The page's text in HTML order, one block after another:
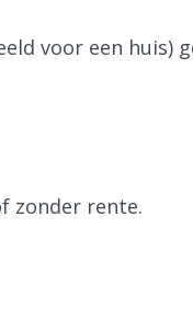
voor een huis)
zonder rente.